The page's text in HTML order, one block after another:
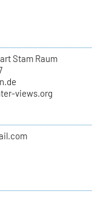
Stam Raum
views.org